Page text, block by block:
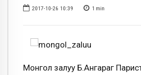
2017-10-26 10:39 1 min
Монгол залуу Б.Ангараг